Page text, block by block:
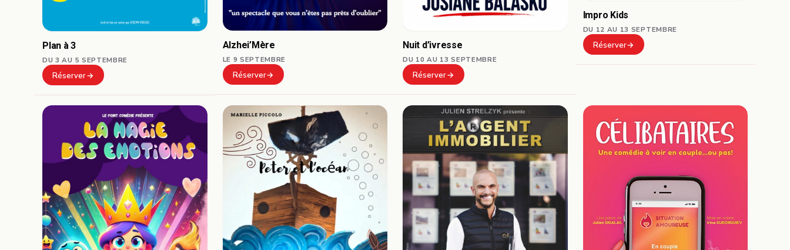
Plan à 3
DU 3 AU 5 SEPTEMBRE
Réserver
Alzhei’Mère
LE 9 SEPTEMBRE
Réserver
Nuit d’ivresse
DU 10 AU 13 SEPTEMBRE
Réserver
Impro Kids
DU 12 AU 13 SEPTEMBRE
Réserver